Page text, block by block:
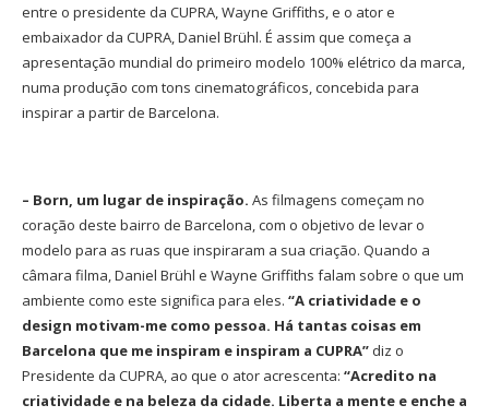
entre o presidente da CUPRA, Wayne Griffiths, e o ator e
embaixador da CUPRA, Daniel Brühl. É assim que começa a
apresentação mundial do primeiro modelo 100% elétrico da marca,
numa produção com tons cinematográficos, concebida para
inspirar a partir de Barcelona.
– Born, um lugar de inspiração. As filmagens começam no
coração deste bairro de Barcelona, com o objetivo de levar o
modelo para as ruas que inspiraram a sua criação. Quando a
câmara filma, Daniel Brühl e Wayne Griffiths falam sobre o que um
ambiente como este significa para eles. “A criatividade e o
design motivam-me como pessoa. Há tantas coisas em
Barcelona que me inspiram e inspiram a CUPRA” diz o
Presidente da CUPRA, ao que o ator acrescenta: “Acredito na
criatividade e na beleza da cidade. Liberta a mente e enche a